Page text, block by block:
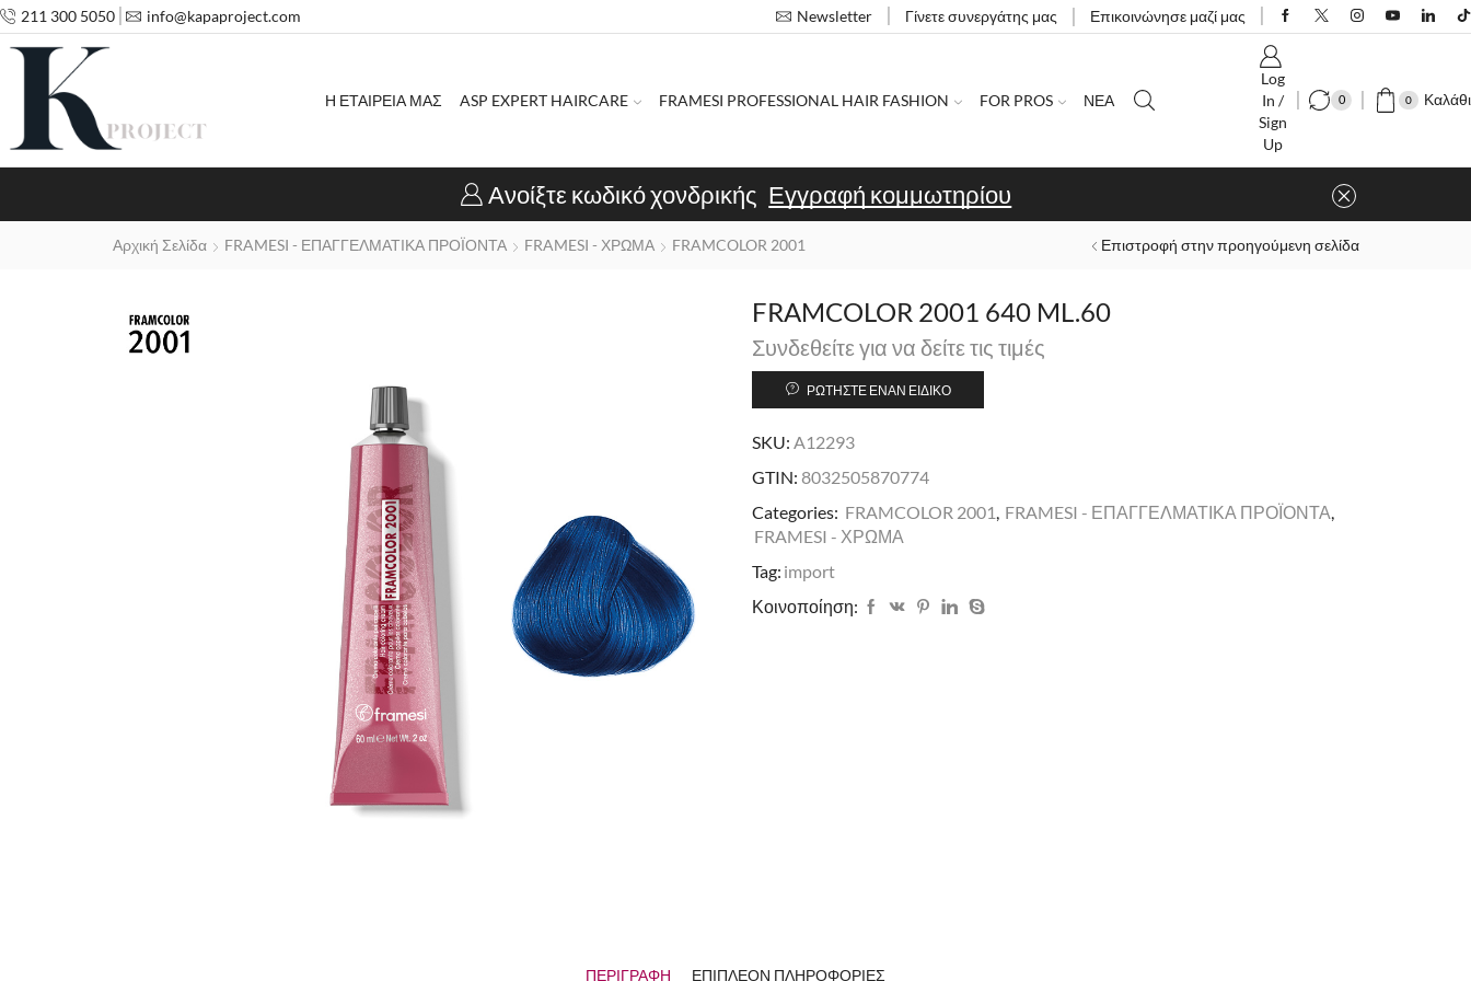
211 300 5050 info@kapaproject.com Newsletter Γίνετε συνεργάτης μας Επικοινώνησε μαζί μας
Η ΕΤΑΙΡΕΙΑ ΜΑΣ ASP EXPERT HAIRCARE FRAMESI PROFESSIONAL HAIR FASHION FOR PROS ΝΕΑ
Log
In /
Sign
Up
0 0 Καλάθι
Ανοίξτε κωδικό χονδρικής Εγγραφή κομμωτηρίου
Αρχική Σελίδα FRAMESI - ΕΠΑΓΓΕΛΜΑΤΙΚΑ ΠΡΟΪΟΝΤΑ FRAMESI - ΧΡΩΜΑ FRAMCOLOR 2001 Επιστροφή στην προηγούμενη σελίδα
FRAMCOLOR 2001 640 ML.60
Συνδεθείτε για να δείτε τις τιμές
ΡΩΤΉΣΤΕ ΈΝΑΝ ΕΙΔΙΚΌ
SKU: A12293
GTIN: 8032505870774
Categories: FRAMCOLOR 2001 FRAMESI - ΕΠΑΓΓΕΛΜΑΤΙΚΑ ΠΡΟΪΟΝΤΑ
FRAMESI - ΧΡΩΜΑ
Tag: import
Κοινοποίηση:
ΠΕΡΙΓΡΑΦΉ ΕΠΙΠΛΈΟΝ ΠΛΗΡΟΦΟΡΊΕΣ